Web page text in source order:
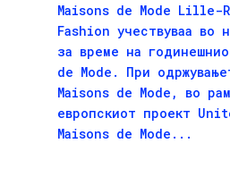
Maisons de Mode Lille-
Fashion учествуваа во
за време на
de Mode. При
Maisons de Mode, во
европскиот проект
Maisons de Mode...